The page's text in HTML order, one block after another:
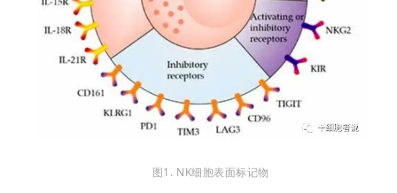
图1. NK细胞表面标记物